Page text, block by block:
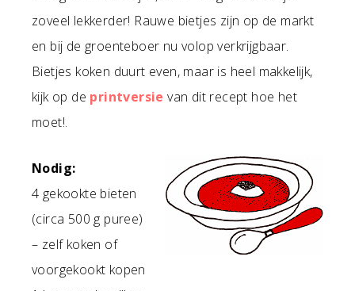
zoveel lekkerder! Rauwe bietjes zijn op de markt
en bij de groenteboer nu volop verkrijgbaar.
Bietjes koken duurt even, maar is heel makkelijk,
kijk op de printversie van dit recept hoe het
moet!.
Nodig:
4 gekookte bieten
(circa 500 g puree)
– zelf koken of
voorgekookt kopen